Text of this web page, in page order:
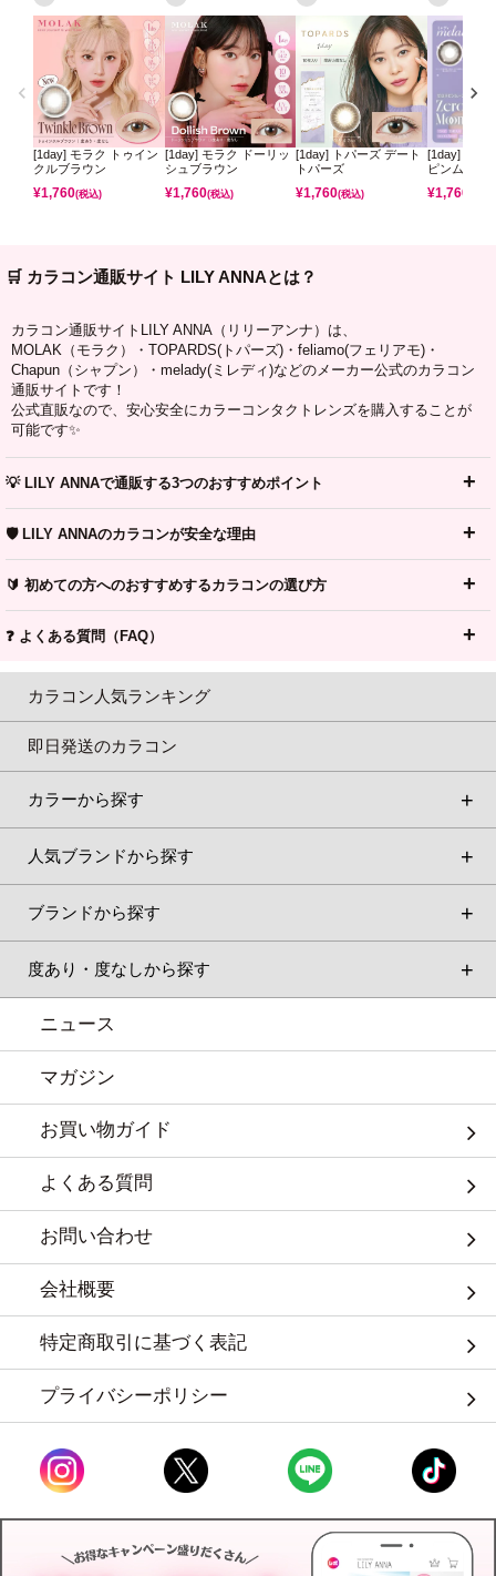
[1day] モラク トゥイン
クルブラウン
¥1,760(税込)
[1day] モラク ドーリッ
シュブラウン
¥1,760(税込)
[1day] トパーズ デート
トパーズ
¥1,760(税込)
[1day] ミレ
ピンムーン
¥1,760
🛒 カラコン通販サイト LILY ANNAとは？
カラコン通販サイトLILY ANNA（リリーアンナ）は、
MOLAK（モラク）・TOPARDS(トパーズ)・feliamo(フェリアモ)・
Chapun（シャプン）・melady(ミレディ)などのメーカー公式のカラコン
通販サイトです！
公式直販なので、安心安全にカラーコンタクトレンズを購入することが
可能です✨
💡 LILY ANNAで通販する3つのおすすめポイント
🛡️ LILY ANNAのカラコンが安全な理由
🔰 初めての方へのおすすめするカラコンの選び方
❓ よくある質問（FAQ）
カラコン人気ランキング
即日発送のカラコン
カラーから探す
人気ブランドから探す
ブランドから探す
度あり・度なしから探す
ニュース
マガジン
お買い物ガイド
よくある質問
お問い合わせ
会社概要
特定商取引に基づく表記
プライバシーポリシー